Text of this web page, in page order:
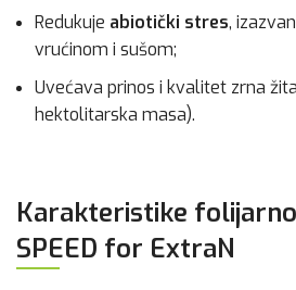
Redukuje abiotički stres,
vrućinom i sušom;
Uvećava prinos i kvalitet zrna
hektolitarska masa).
Karakteristike
SPEED for ExtraN